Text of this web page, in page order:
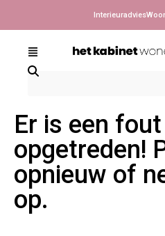
Interieuradvies
Er is een fout
opgetreden!
opnieuw of
op.